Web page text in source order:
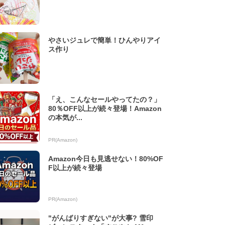
やさいジュレで簡単！ひんやりアイ
ス作り
「え、こんなセールやってたの？」
80％OFF以上が続々登場！Amazon
の本気が...
PR(Amazon)
Amazon今日も見逃せない！80%OF
F以上が続々登場
PR(Amazon)
"がんばりすぎない"が大事? 雪印